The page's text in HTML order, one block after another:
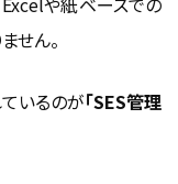
選び方
ポイント
携の可否
・インボイス制度）
せん。
いるのが「SES管理